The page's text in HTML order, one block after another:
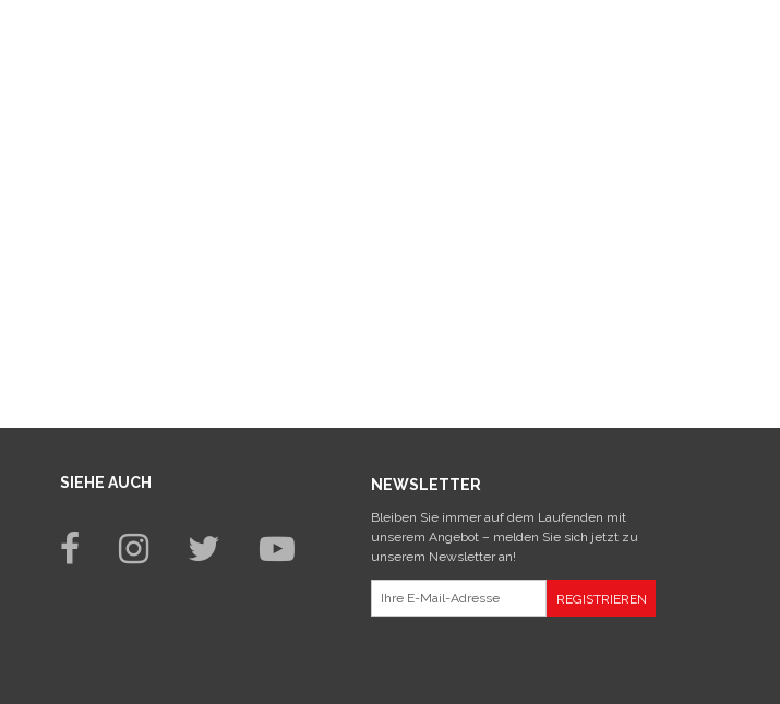
SIEHE AUCH NEWSLETTER
Bleiben Sie immer auf dem Laufenden mit
unserem Angebot – melden Sie sich jetzt zu
unserem Newsletter an!